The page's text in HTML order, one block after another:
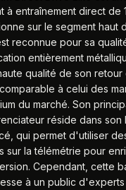
à entraînement direct de
sur le segment haut
reconnue pour sa
entièrement
qualité de son retour
à celui des
du marché. Son
réside dans son
qui permet d'utiliser
sur la télémétrie pour
Cependant, cette
à un public